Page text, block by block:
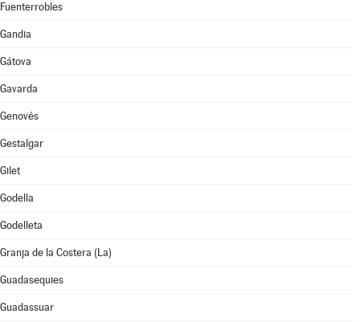
Fuenterrobles
Gandia
Gátova
Gavarda
Genovés
Gestalgar
Gilet
Godella
Godelleta
Granja de la Costera (La)
Guadasequies
Guadassuar